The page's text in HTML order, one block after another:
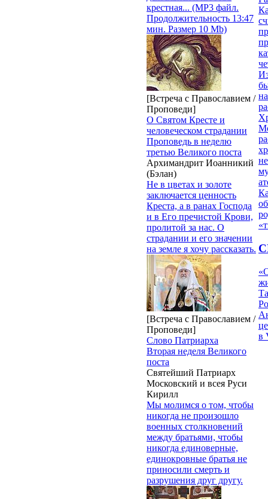
крестная... (MP3 файл.
Продолжительность 13:47
мин. Размер 10 Mb)
[Встреча с Православием /
Проповеди]
О Святом Кресте и
человеческом страдании
Проповедь в неделю
третью Великого поста
Архимандрит Иоанникий
(Бэлан)
Не в цветах и золоте
заключается ценность
Креста, а в ранах Господа
и в Его пречистой Крови,
пролитой за нас. О
страдании и его значении
на земле я хочу рассказать.
[Встреча с Православием /
Проповеди]
Слово Патриарха
Вторая неделя Великого
поста
Святейший Патриарх
Московский и всея Руси
Кирилл
Мы молимся о том, чтобы
никогда не произошло
военных столкновений
между братьями, чтобы
никогда единоверные,
единокровные братья не
приносили смерть и
разрушения друг другу.
в